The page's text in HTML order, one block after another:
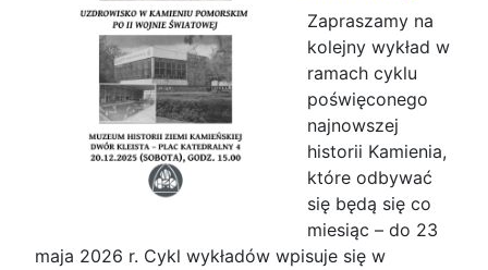
Zapraszamy na
kolejny wykład w
ramach cyklu
poświęconego
najnowszej
historii Kamienia,
które odbywać
się będą się co
miesiąc – do 23
maja 2026 r. Cykl wykładów wpisuje się w